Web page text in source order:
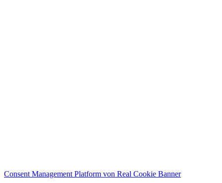
Consent Management Platform von Real Cookie Banner